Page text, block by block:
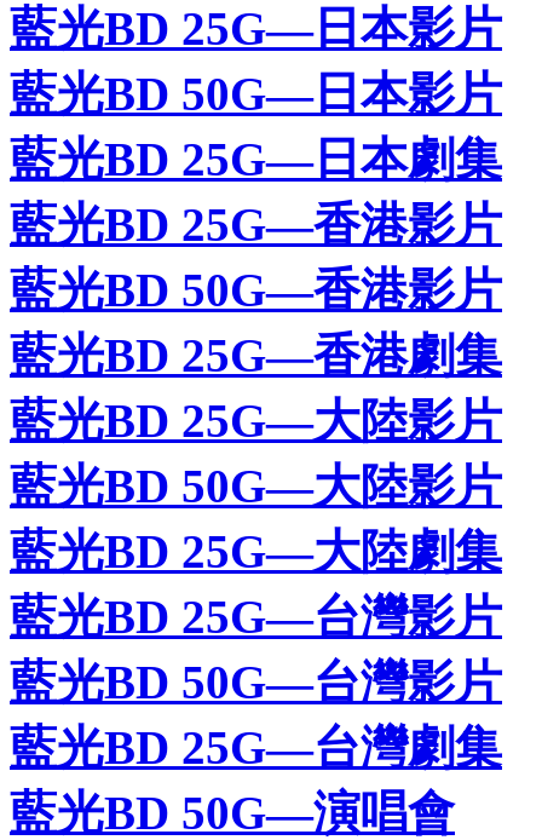
藍光BD 25G—日本影片
藍光BD 50G—日本影片
藍光BD 25G—日本劇集
藍光BD 25G—香港影片
藍光BD 50G—香港影片
藍光BD 25G—香港劇集
藍光BD 25G—大陸影片
藍光BD 50G—大陸影片
藍光BD 25G—大陸劇集
藍光BD 25G—台灣影片
藍光BD 50G—台灣影片
藍光BD 25G—台灣劇集
藍光BD 50G—演唱會